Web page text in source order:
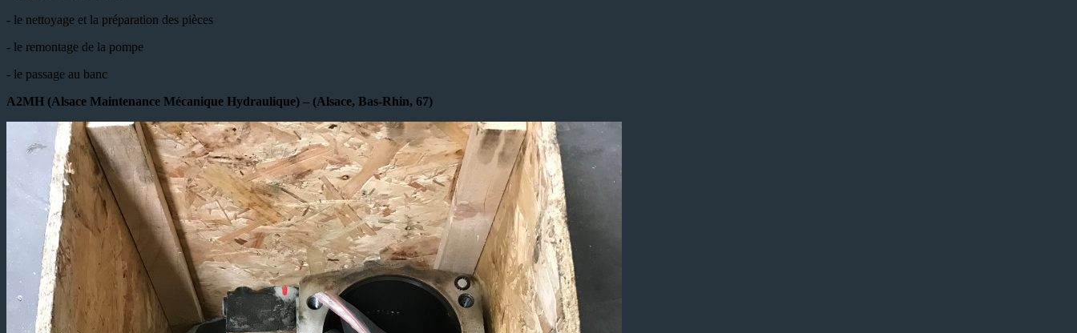
- le nettoyage et la préparation des pièces
- le remontage de la pompe
- le passage au banc
A2MH (Alsace Maintenance Mécanique Hydraulique) – (Alsace, Bas-Rhin, 67)